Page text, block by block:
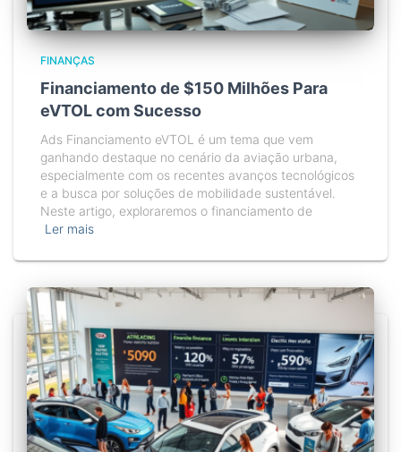
FINANÇAS
Financiamento de $150 Milhões Para
eVTOL com Sucesso
Ads Financiamento eVTOL é um tema que vem
ganhando destaque no cenário da aviação urbana,
especialmente com os recentes avanços tecnológicos
e a busca por soluções de mobilidade sustentável.
Neste artigo, exploraremos o financiamento de
Ler mais